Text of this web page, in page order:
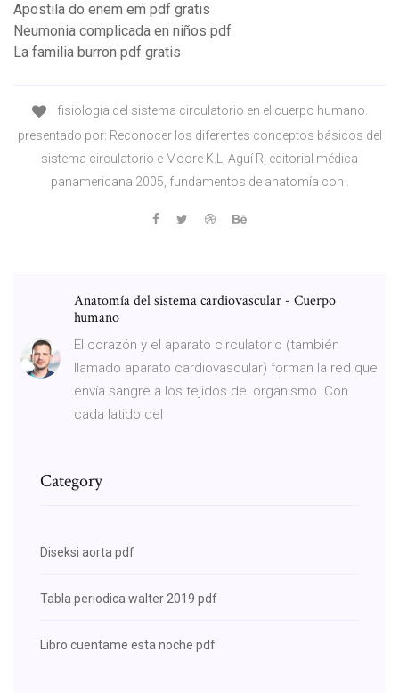
Apostila do enem em pdf gratis
Neumonia complicada en niños pdf
La familia burron pdf gratis
fisiologia del sistema circulatorio en el cuerpo humano.
presentado por: Reconocer los diferentes conceptos básicos del
sistema circulatorio e Moore K.L, Aguí R, editorial médica
panamericana 2005, fundamentos de anatomía con .
Anatomía del sistema cardiovascular - Cuerpo
humano
El corazón y el aparato circulatorio (también
llamado aparato cardiovascular) forman la red que
envía sangre a los tejidos del organismo. Con
cada latido del
Category
Diseksi aorta pdf
Tabla periodica walter 2019 pdf
Libro cuentame esta noche pdf